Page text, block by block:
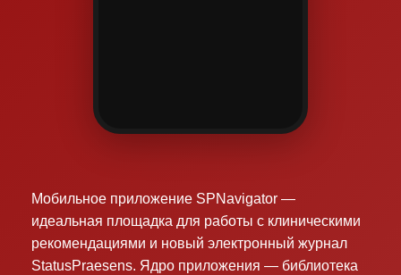
Мобильное приложение SPNavigator —
идеальная площадка для работы с клиническими
рекомендациями и новый электронный журнал
StatusPraesens. Ядро приложения — библиотека